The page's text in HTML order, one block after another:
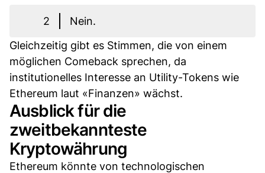
2
Nein.
Gleichzeitig gibt es Stimmen, die von einem
möglichen Comeback sprechen, da
institutionelles Interesse an Utility-Tokens wie
Ethereum laut «Finanzen» wächst.
Ausblick für die
zweitbekannteste
Kryptowährung
Ethereum könnte von technologischen